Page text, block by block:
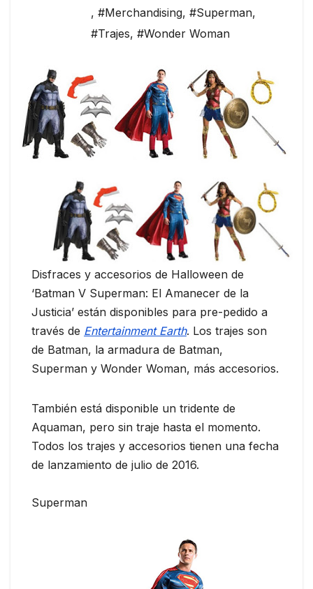
, #Merchandising, #Superman,
#Trajes, #Wonder Woman
Disfraces y accesorios de Halloween de
‘Batman V Superman: El Amanecer de la
Justicia’ están disponibles para pre-pedido a
través de Entertainment Earth. Los trajes son
de Batman, la armadura de Batman,
Superman y Wonder Woman, más accesorios.
También está disponible un tridente de
Aquaman, pero sin traje hasta el momento.
Todos los trajes y accesorios tienen una fecha
de lanzamiento de julio de 2016.
Superman